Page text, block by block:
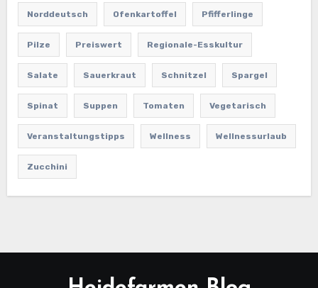
Norddeutsch Ofenkartoffel Pfifferlinge
Pilze Preiswert Regionale-Esskultur
Salate Sauerkraut Schnitzel Spargel
Spinat Suppen Tomaten Vegetarisch
Veranstaltungstipps Wellness Wellnessurlaub
Zucchini